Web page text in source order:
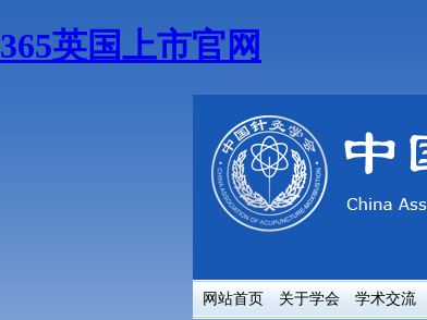
365英国上市官网
网站首页 关于学会 学术交流